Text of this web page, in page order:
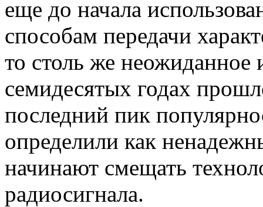
еще до начала
способам передачи
то столь же неожиданное
семидесятых годах
последний пик
определили как
начинают смещать
радиосигнала.